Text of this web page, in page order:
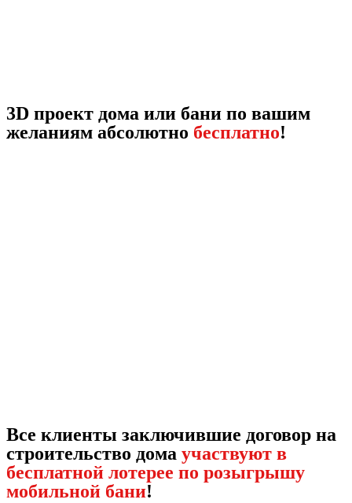
3D проект дома или бани по вашим
желаниям абсолютно бесплатно!
Все клиенты заключившие договор на
строительство дома участвуют в
бесплатной лотерее по розыгрышу
мобильной бани!